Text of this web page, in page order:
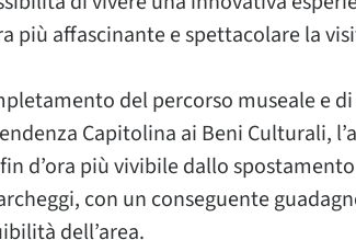
più affascinante e spettacolare la
del percorso museale e
Capitolina ai Beni Culturali,
d’ora più vivibile dallo
con un conseguente
dell’area.